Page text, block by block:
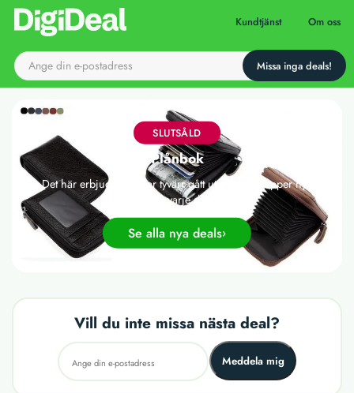
Till startsidan Kundtjänst Om oss
SLUTSÅLD
Plånbok
Det här erbjudandet har tyvärr gått ut, men vi släpper nya
deals varje dag!
Se alla nya deals
Vill du inte missa nästa deal?
Meddela mig